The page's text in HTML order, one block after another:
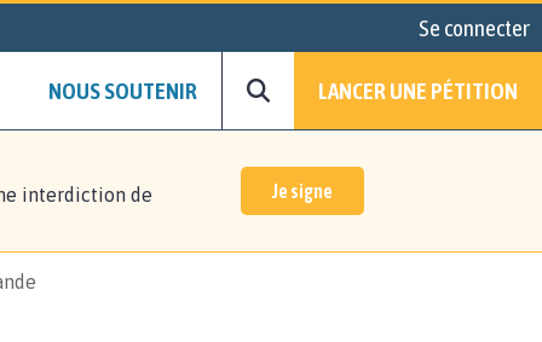
Se connecter
NOUS SOUTENIR LANCER UNE PÉTITION
interdiction de
Je signe